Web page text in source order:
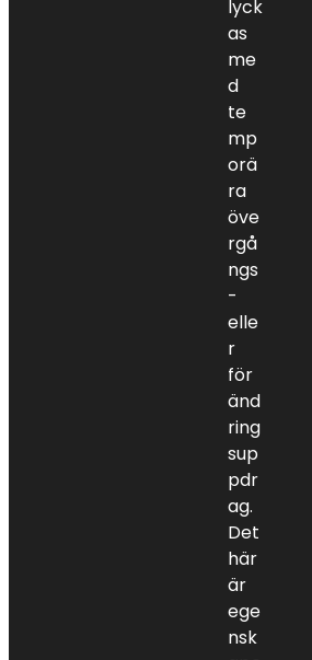
lyck
as
me
d
te
mp
orä
ra
öve
rgå
ngs
-
elle
r
för
änd
ring
sup
pdr
ag.
Det
här
är
ege
nsk